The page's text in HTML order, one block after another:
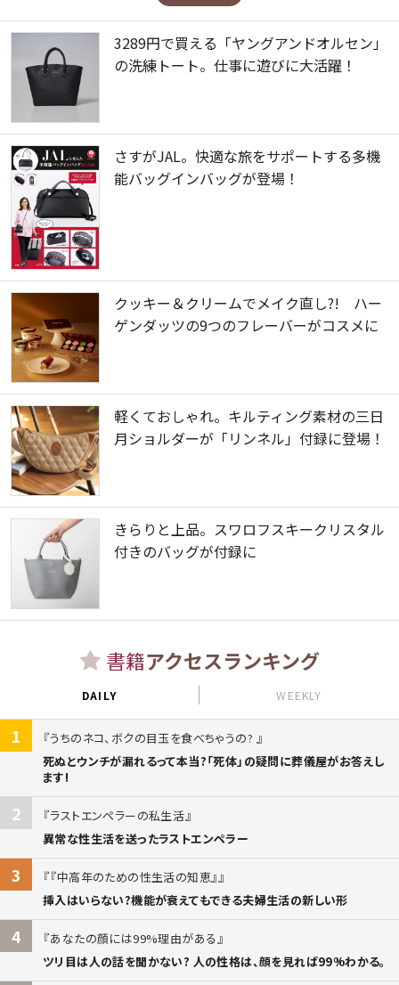
3289円で買える「ヤングアンドオルセン」
の洗練トート。仕事に遊びに大活躍！
さすがJAL。快適な旅をサポートする多機
能バッグインバッグが登場！
クッキー＆クリームでメイク直し?! ハー
ゲンダッツの9つのフレーバーがコスメに
軽くておしゃれ。キルティング素材の三日
月ショルダーが「リンネル」付録に登場！
きらりと上品。スワロフスキークリスタル
付きのバッグが付録に
書籍アクセスランキング
DAILY WEEKLY
1
うちのネコ、ボクの目玉を食べちゃうの?
死ぬとウンチが漏れるって本当?「死体」の疑問に葬儀屋がお答えし
ます!
2
ラストエンペラーの私生活
異常な性生活を送ったラストエンペラー
3
『中高年のための性生活の知恵』
挿入はいらない?機能が衰えてもできる夫婦生活の新しい形
4
あなたの顔には99%理由がある
ツリ目は人の話を聞かない? 人の性格は、顔を見れば99%わかる。